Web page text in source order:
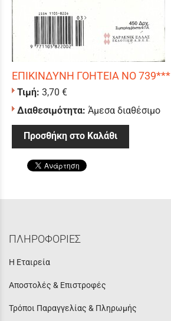
ΕΠΙΚΙΝΔΥΝΗ ΓΟΗΤΕΙΑ ΝΟ 739***
Τιμή: 3,70 €
Διαθεσιμότητα: Άμεσα διαθέσιμο
Προσθήκη στο Καλάθι
ΠΛΗΡΟΦΟΡΙΕΣ
Η Εταιρεία
Αποστολές & Επιστροφές
Τρόποι Παραγγελίας & Πληρωμής